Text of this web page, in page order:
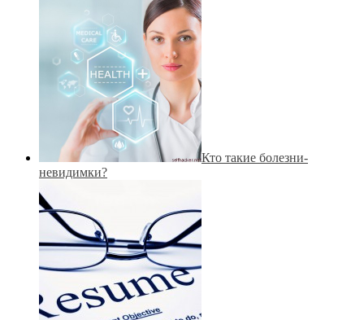
Кто такие болезни-
невидимки?